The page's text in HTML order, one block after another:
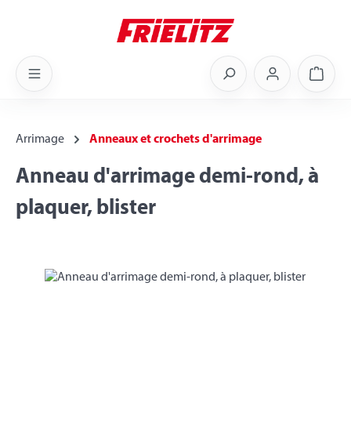
Arrimage Anneaux et crochets d'arrimage
Anneau d'arrimage demi-rond, à
plaquer, blister
Skip image gallery